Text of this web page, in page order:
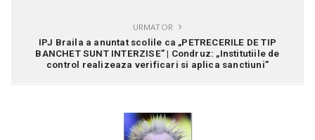
URMATOR
IPJ Braila a anuntat scolile ca „PETRECERILE DE TIP
BANCHET SUNT INTERZISE” | Condruz: „Institutiile de
control realizeaza verificari si aplica sanctiuni”